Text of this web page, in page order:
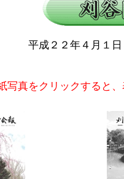
平成２２年４月１
写真をクリックすると